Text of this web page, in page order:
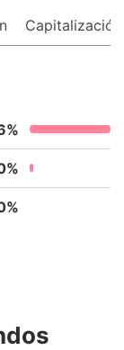
Capitalización
%
%
%